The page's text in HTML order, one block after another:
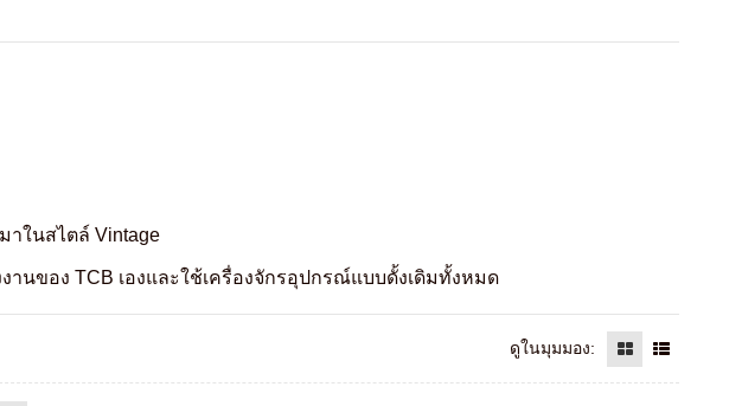
ในสไตล์ Vintage
านของ TCB เองและใช้เครื่องจักรอุปกรณ์แบบดั้งเดิมทั้งหมด
ดูในมุมมอง: